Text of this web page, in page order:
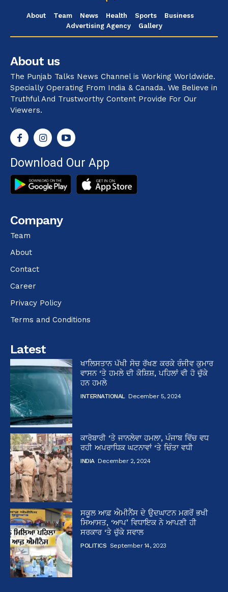
About Team News Health Sports
Business
Advertising Agency
Gallery
About us
The Punjab Talks News Channel is Working Worldwide.
Specially Operating From India & Canada. We Believe in
Truthful And Trustworthy Content Provide For Our
Viewers.
Download Our App
Company
Team
About
Contact
Career
Privacy Policy
Terms and Conditions
Latest
ਖਾਲਿਸਤਾਨ ਪੱਖੀ ਸੋਚ ਰੱਖਣ ਕਰਕੇ ਰੰਜੀਵ ਕੁਮਾਰ
ਵਾਸਨ ‘ਤੇ ਹਮਲੇ ਦੀ ਕੋਸ਼ਿਸ਼, ਪਹਿਲਾਂ ਵੀ ਹੋ ਚੁੱਕੇ
ਹਨ ਹਮਲੇ
INTERNATIONAL December 5, 2024
ਕਾਰੋਬਾਰੀ ‘ਤੇ ਜਾਨਲੇਵਾ ਹਮਲਾ, ਪੰਜਾਬ ਵਿੱਚ ਵਧ
ਰਹੀ ਅਪਰਾਧਿਕ ਘਟਨਾਵਾਂ ‘ਤੇ ਚਿੰਤਾ ਵਧੀ
INDIA December 2, 2024
ਸਕੂਲ ਆਫ਼ ਐਮੀਨੈਂਸ ਦੇ ਉਦਘਾਟਨ ਮਗਰੋਂ ਭਖੀ
ਸਿਆਸਤ, ‘ਆਪ’ ਵਿਧਾਇਕ ਨੇ ਆਪਣੀ ਹੀ
ਸਰਕਾਰ ‘ਤੇ ਚੁੱਕੇ ਸਵਾਲ
POLITICS September 14, 2023